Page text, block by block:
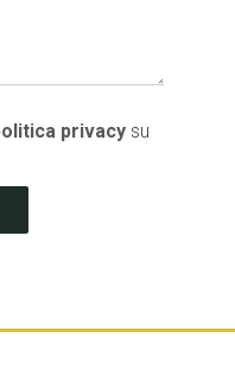
privacy su